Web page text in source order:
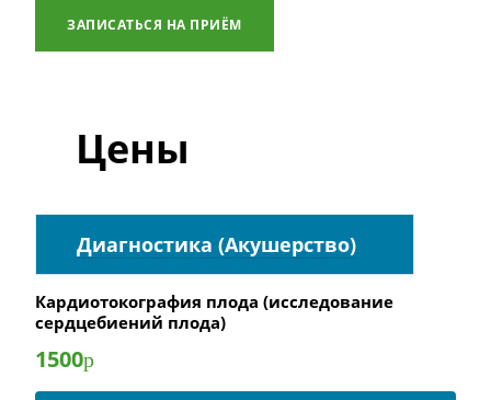
ЗАПИСАТЬСЯ НА ПРИЁМ
Цены
Диагностика (Акушерство)
Кардиотокография плода (исследование
сердцебиений плода)
1500р